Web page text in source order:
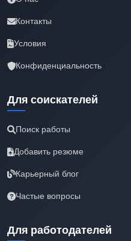
Контакты
Условия
Конфиденциальность
Для соискателей
Поиск работы
Добавить резюме
Карьерный блог
Частые вопросы
Для работодателей